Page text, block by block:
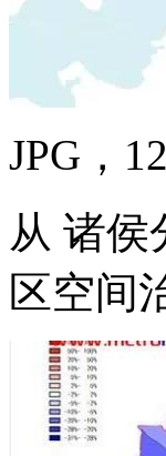
JPG，
从 诸侯
区空间